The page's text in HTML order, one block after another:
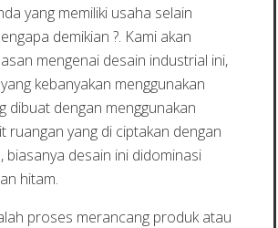
yang memiliki usaha selain
demikian ?. Kami akan
mengenai desain industrial ini,
kebanyakan menggunakan
dibuat dengan menggunakan
ruangan yang di ciptakan dengan
biasanya desain ini didominasi
hitam.
proses merancang produk atau